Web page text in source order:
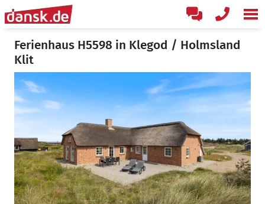
Ferienhaus H5598 in Klegod / Holmsland
Klit